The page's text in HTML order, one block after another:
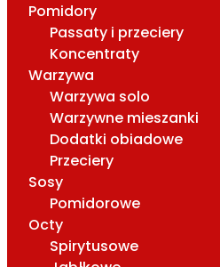
Pomidory
Passaty i przeciery
Koncentraty
Warzywa
Warzywa solo
Warzywne mieszanki
Dodatki obiadowe
Przeciery
Sosy
Pomidorowe
Octy
Spirytusowe